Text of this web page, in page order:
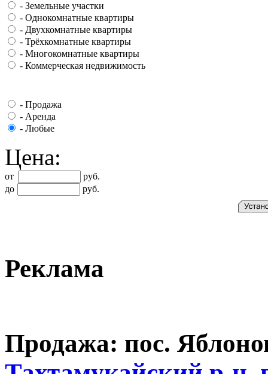
- Земельные участки
- Однокомнатные квартиры
- Двухкомнатные квартиры
- Трёхкомнатные квартиры
- Многокомнатные квартиры
- Коммерческая недвижимость
- Продажа
- Аренда
- Любые
Цена:
от
руб.
до
руб.
Реклама
Продажа: пос.